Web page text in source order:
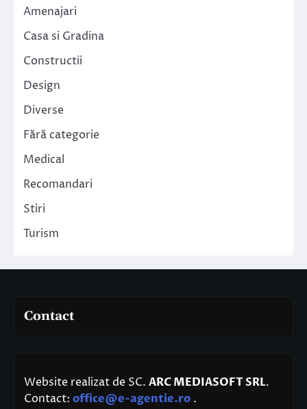
Amenajari
Casa si Gradina
Constructii
Design
Diverse
Fără categorie
Medical
Recomandari
Stiri
Turism
Contact
Website realizat de SC. ARC MEDIASOFT SRL.
Contact: office@e-agentie.ro .